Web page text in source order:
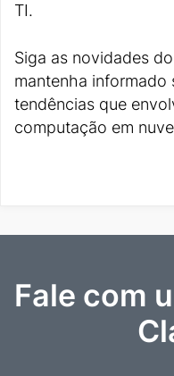
TI.
Siga as novidades
mantenha informado
tendências que
computação em
Fale com